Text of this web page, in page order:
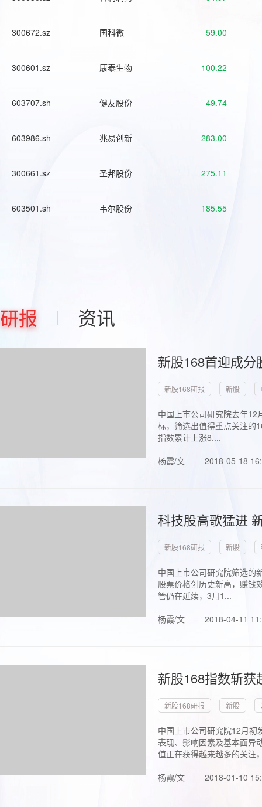
300672.sz 国科微 59.00
300601.sz 康泰生物 100.22
603707.sh 健友股份 49.74
603986.sh 兆易创新 283.00
300661.sz 圣邦股份 275.11
603501.sh 韦尔股份 185.55
研报 资讯
新股168首迎成
新股168研报 新股
中国上市公司研究院去年
标，筛选出值得重点关注的
指数累计上涨8....
杨霞/文
2018-05-18
科技股高歌猛进
新股168研报 新股
中国上市公司研究院筛选的
股票价格创历史新高，赚钱
管仍在延续，3月1...
杨霞/文
2018-04-11
新股168指数斩
新股168研报 新股
中国上市公司研究院12月初
表现、影响因素及基本面异
值正在获得越来越多的关注
杨霞/文
2018-01-10